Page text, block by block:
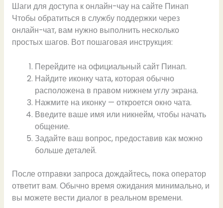
Шаги для доступа к онлайн-чау на сайте Пинап
Чтобы обратиться в службу поддержки через
онлайн-чат, вам нужно выполнить несколько
простых шагов. Вот пошаговая инструкция:
Перейдите на официальный сайт Пинап.
Найдите иконку чата, которая обычно
расположена в правом нижнем углу экрана.
Нажмите на иконку — откроется окно чата.
Введите ваше имя или никнейм, чтобы начать
общение.
Задайте ваш вопрос, предоставив как можно
больше деталей.
После отправки запроса дождайтесь, пока оператор
ответит вам. Обычно время ожидания минимально, и
вы можете вести диалог в реальном времени.